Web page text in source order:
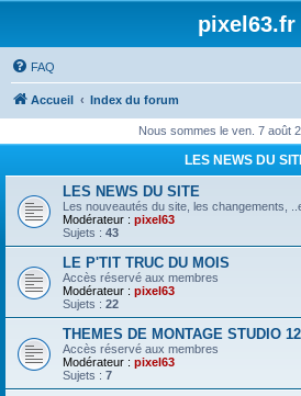
pixel63.fr
FAQ
Accueil Index du forum
Nous sommes le ven. 7 août
LES NEWS DU
LES NEWS DU SITE
Les nouveautés du site, les changements,
Modérateur : pixel63
Sujets : 43
LE P'TIT TRUC DU MOIS
Accès réservé aux membres
Modérateur : pixel63
Sujets : 22
THEMES DE MONTAGE STUDIO 12
Accès réservé aux membres
Modérateur : pixel63
Sujets : 7